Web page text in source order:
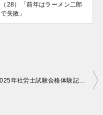
（28）「前年はラーメン二郎
で失敗」